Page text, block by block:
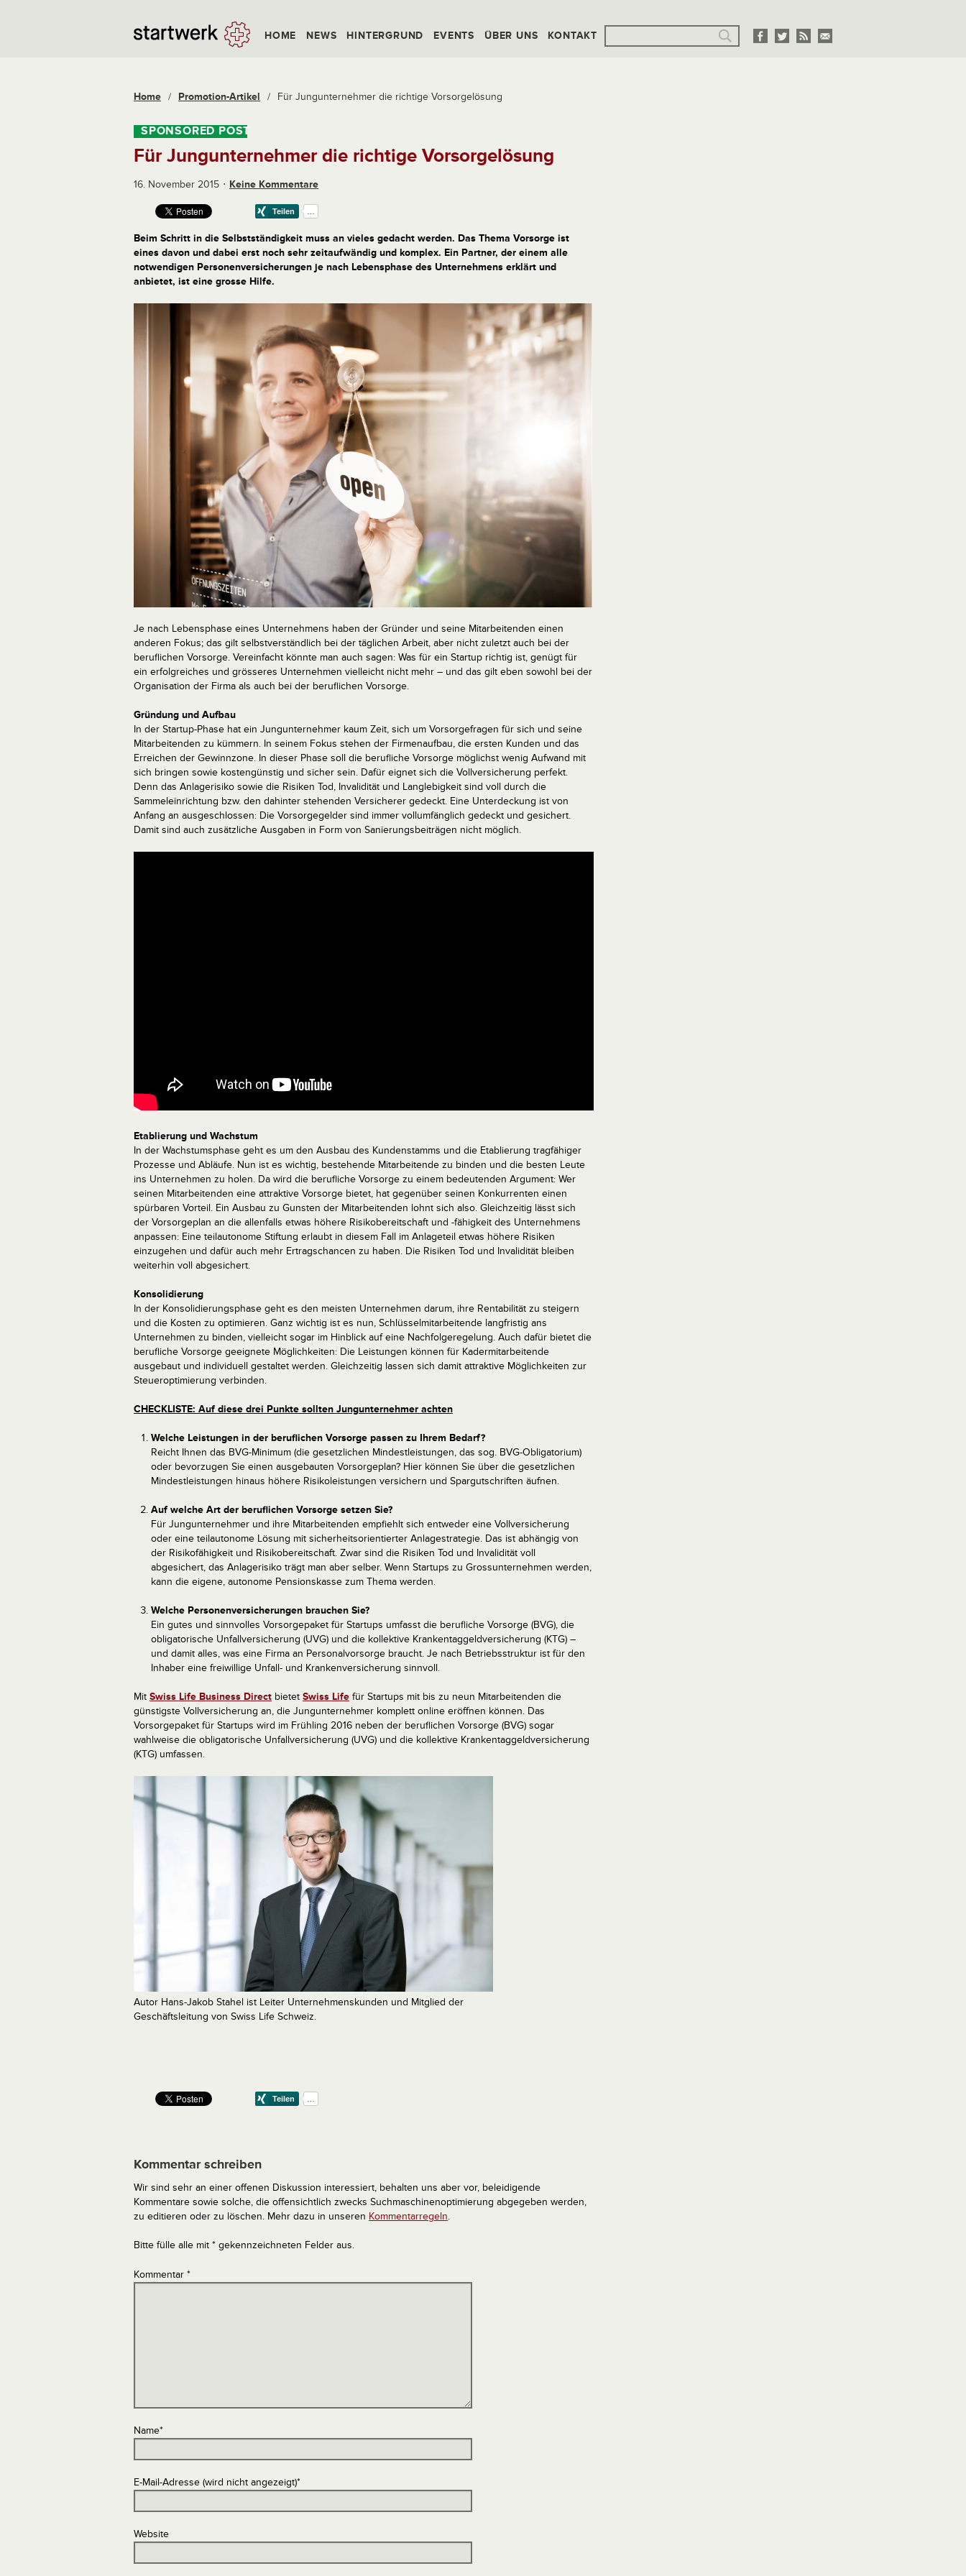
HOME NEWS HINTERGRUND EVENTS ÜBER UNS KONTAKT
Home / Promotion-Artikel / Für Jungunternehmer die richtige Vorsorgelösung
Für Jungunternehmer die richtige Vorsorgelösung
16. November 2015 Keine Kommentare
Beim Schritt in die Selbstständigkeit muss an vieles gedacht werden. Das Thema Vorsorge ist
eines davon und dabei erst noch sehr zeitaufwändig und komplex. Ein Partner, der einem alle
notwendigen Personenversicherungen je nach Lebensphase des Unternehmens erklärt und
anbietet, ist eine grosse Hilfe.
Je nach Lebensphase eines Unternehmens haben der Gründer und seine Mitarbeitenden einen
anderen Fokus; das gilt selbstverständlich bei der täglichen Arbeit, aber nicht zuletzt auch bei der
beruflichen Vorsorge. Vereinfacht könnte man auch sagen: Was für ein Startup richtig ist, genügt für
ein erfolgreiches und grösseres Unternehmen vielleicht nicht mehr – und das gilt eben sowohl bei der
Organisation der Firma als auch bei der beruflichen Vorsorge.
Gründung und Aufbau
In der Startup-Phase hat ein Jungunternehmer kaum Zeit, sich um Vorsorgefragen für sich und seine
Mitarbeitenden zu kümmern. In seinem Fokus stehen der Firmenaufbau, die ersten Kunden und das
Erreichen der Gewinnzone. In dieser Phase soll die berufliche Vorsorge möglichst wenig Aufwand mit
sich bringen sowie kostengünstig und sicher sein. Dafür eignet sich die Vollversicherung perfekt.
Denn das Anlagerisiko sowie die Risiken Tod, Invalidität und Langlebigkeit sind voll durch die
Sammeleinrichtung bzw. den dahinter stehenden Versicherer gedeckt. Eine Unterdeckung ist von
Anfang an ausgeschlossen: Die Vorsorgegelder sind immer vollumfänglich gedeckt und gesichert.
Damit sind auch zusätzliche Ausgaben in Form von Sanierungsbeiträgen nicht möglich.
Etablierung und Wachstum
In der Wachstumsphase geht es um den Ausbau des Kundenstamms und die Etablierung tragfähiger
Prozesse und Abläufe. Nun ist es wichtig, bestehende Mitarbeitende zu binden und die besten Leute
ins Unternehmen zu holen. Da wird die berufliche Vorsorge zu einem bedeutenden Argument: Wer
seinen Mitarbeitenden eine attraktive Vorsorge bietet, hat gegenüber seinen Konkurrenten einen
spürbaren Vorteil. Ein Ausbau zu Gunsten der Mitarbeitenden lohnt sich also. Gleichzeitig lässt sich
der Vorsorgeplan an die allenfalls etwas höhere Risikobereitschaft und -fähigkeit des Unternehmens
anpassen: Eine teilautonome Stiftung erlaubt in diesem Fall im Anlageteil etwas höhere Risiken
einzugehen und dafür auch mehr Ertragschancen zu haben. Die Risiken Tod und Invalidität bleiben
weiterhin voll abgesichert.
Konsolidierung
In der Konsolidierungsphase geht es den meisten Unternehmen darum, ihre Rentabilität zu steigern
und die Kosten zu optimieren. Ganz wichtig ist es nun, Schlüsselmitarbeitende langfristig ans
Unternehmen zu binden, vielleicht sogar im Hinblick auf eine Nachfolgeregelung. Auch dafür bietet die
berufliche Vorsorge geeignete Möglichkeiten: Die Leistungen können für Kadermitarbeitende
ausgebaut und individuell gestaltet werden. Gleichzeitig lassen sich damit attraktive Möglichkeiten zur
Steueroptimierung verbinden.
CHECKLISTE: Auf diese drei Punkte sollten Jungunternehmer achten
Welche Leistungen in der beruflichen Vorsorge passen zu Ihrem Bedarf?
Reicht Ihnen das BVG-Minimum (die gesetzlichen Mindestleistungen, das sog. BVG-Obligatorium)
oder bevorzugen Sie einen ausgebauten Vorsorgeplan? Hier können Sie über die gesetzlichen
Mindestleistungen hinaus höhere Risikoleistungen versichern und Spargutschriften äufnen.
Auf welche Art der beruflichen Vorsorge setzen Sie?
Für Jungunternehmer und ihre Mitarbeitenden empfiehlt sich entweder eine Vollversicherung
oder eine teilautonome Lösung mit sicherheitsorientierter Anlagestrategie. Das ist abhängig von
der Risikofähigkeit und Risikobereitschaft. Zwar sind die Risiken Tod und Invalidität voll
abgesichert, das Anlagerisiko trägt man aber selber. Wenn Startups zu Grossunternehmen werden,
kann die eigene, autonome Pensionskasse zum Thema werden.
Welche Personenversicherungen brauchen Sie?
Ein gutes und sinnvolles Vorsorgepaket für Startups umfasst die berufliche Vorsorge (BVG), die
obligatorische Unfallversicherung (UVG) und die kollektive Krankentaggeldversicherung (KTG) –
und damit alles, was eine Firma an Personalvorsorge braucht. Je nach Betriebsstruktur ist für den
Inhaber eine freiwillige Unfall- und Krankenversicherung sinnvoll.
Mit Swiss Life Business Direct bietet Swiss Life für Startups mit bis zu neun Mitarbeitenden die
günstigste Vollversicherung an, die Jungunternehmer komplett online eröffnen können. Das
Vorsorgepaket für Startups wird im Frühling 2016 neben der beruflichen Vorsorge (BVG) sogar
wahlweise die obligatorische Unfallversicherung (UVG) und die kollektive Krankentaggeldversicherung
(KTG) umfassen.
Autor Hans-Jakob Stahel ist Leiter Unternehmenskunden und Mitglied der
Geschäftsleitung von Swiss Life Schweiz.
Kommentar schreiben
Wir sind sehr an einer offenen Diskussion interessiert, behalten uns aber vor, beleidigende
Kommentare sowie solche, die offensichtlich zwecks Suchmaschinenoptimierung abgegeben werden,
zu editieren oder zu löschen. Mehr dazu in unseren Kommentarregeln.
Bitte fülle alle mit * gekennzeichneten Felder aus.
Kommentar *
Name*
E-Mail-Adresse (wird nicht angezeigt)*
Website